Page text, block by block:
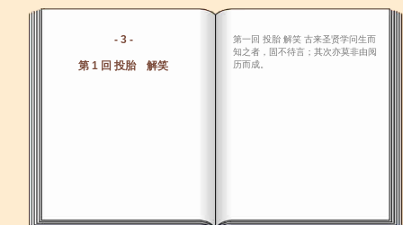
- 3 -
第 1 回 投胎 解笑
第一回 投胎 解笑 古来圣贤学问生而
知之者，固不待言；其次亦莫非由阅
历而成。